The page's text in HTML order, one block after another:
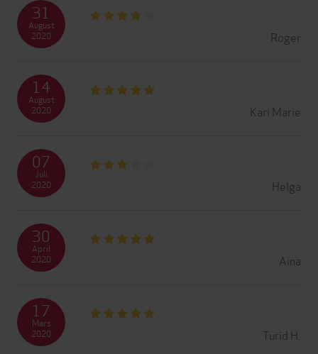
Roger
31
August
2020
Kari Marie
14
August
2020
Helga
07
Juli
2020
Aina
30
April
2020
Turid H.
17
Mars
2020